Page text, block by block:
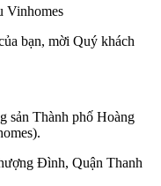
Vinhomes
bạn, mời Quý khách
sản Thành phố Hoàng
Đình, Quận Thanh